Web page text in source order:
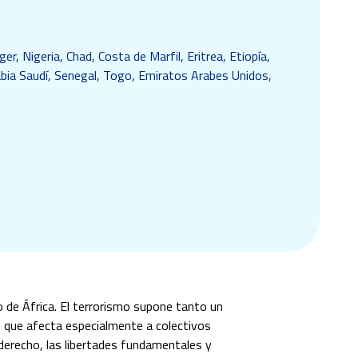
Nigeria, Chad, Costa de Marfil, Eritrea, Etiopía,
Saudí, Senegal, Togo, Emiratos Arabes Unidos,
de África. El terrorismo supone tanto un
que afecta especialmente a colectivos
las libertades fundamentales y